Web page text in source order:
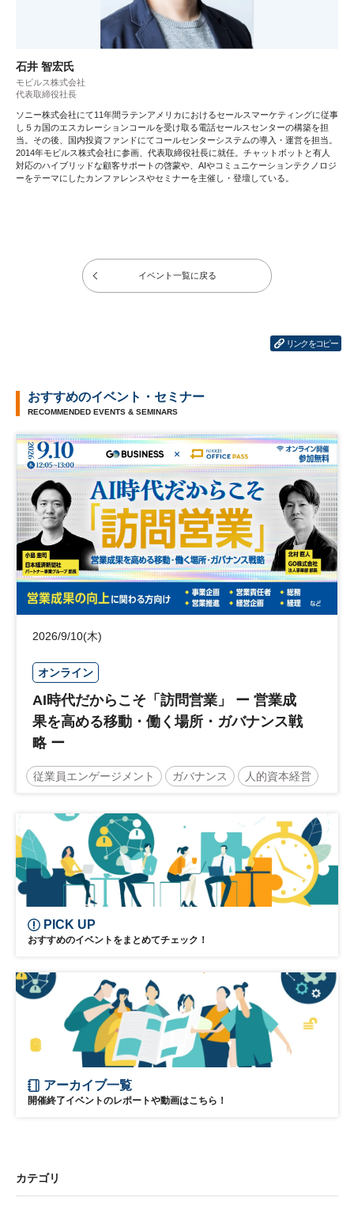
石井 智宏氏
モビルス株式会社
代表取締役社長
ソニー株式会社にて11年間ラテンアメリカにおけるセールスマーケティングに従事
し５カ国のエスカレーションコールを受け取る電話セールスセンターの構築を担
当。その後、国内投資ファンドにてコールセンターシステムの導入・運営を担当。
2014年モビルス株式会社に参画、代表取締役社長に就任。チャットボットと有人
対応のハイブリッドな顧客サポートの啓蒙や、AIやコミュニケーションテクノロジ
ーをテーマにしたカンファレンスやセミナーを主催し・登壇している。
イベント一覧に戻る
リンクをコピー
おすすめのイベント・セミナー
RECOMMENDED EVENTS & SEMINARS
2026/9/10(木)
オンライン
AI時代だからこそ「訪問営業」 ー 営業成
果を高める移動・働く場所・ガバナンス戦
略 ー
従業員エンゲージメント ガバナンス 人的資本経営
PICK UP
おすすめのイベントをまとめてチェック！
アーカイブ一覧
開催終了イベントのレポートや動画はこちら！
カテゴリ